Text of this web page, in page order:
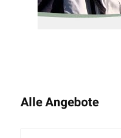
Alle Angebote